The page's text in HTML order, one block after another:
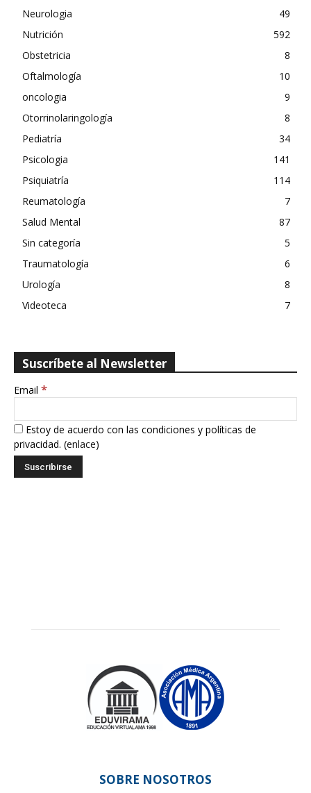
Neurologia
49
Nutrición
592
Obstetricia
8
Oftalmología
10
oncologia
9
Otorrinolaringología
8
Pediatría
34
Psicologia
141
Psiquiatría
114
Reumatología
7
Salud Mental
87
Sin categoría
5
Traumatología
6
Urología
8
Videoteca
7
Suscríbete al Newsletter
Email *
Estoy de acuerdo con las condiciones y políticas de
privacidad. (enlace)
SOBRE NOSOTROS